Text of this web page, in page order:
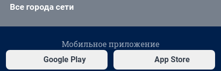
Все города сети
Мобильное приложение
Google Play App Store